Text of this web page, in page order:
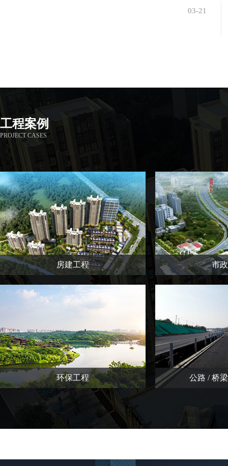
03-21
工程案例
PROJECT CASES
房建工程 市
环保工程 公路 / 桥